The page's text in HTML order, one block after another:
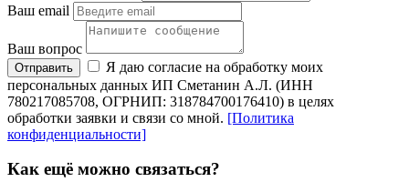
Ваш email
Ваш вопрос
Отправить
Я даю согласие на обработку моих
персональных данных ИП Сметанин А.Л. (ИНН
780217085708, ОГРНИП: 318784700176410) в целях
обработки заявки и связи со мной. [Политика
конфиденциальности]
Как ещё можно связаться?